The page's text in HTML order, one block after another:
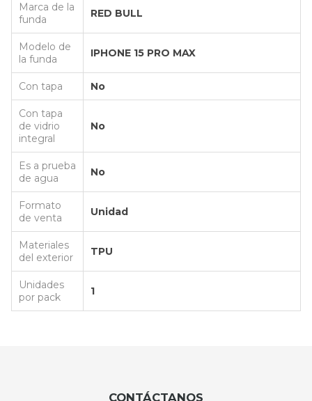
Marca de la
funda
RED BULL
Modelo de
la funda
IPHONE 15 PRO MAX
Con tapa No
Con tapa
de vidrio
integral
No
Es a prueba
de agua
No
Formato
de venta
Unidad
Materiales
del exterior
TPU
Unidades
por pack
1
CONTÁCTANOS